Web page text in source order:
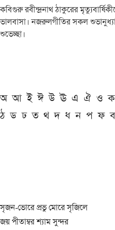
কবিগুরু রবীন্দ্রনাথ ঠাকুরের
ভালবাসা। নজরুলগীতির সকল
শুভেচ্ছা।
অ আ ই ঈ উ ঊ এ ঐ ও ক
ঠ ড ঢ ত থ দ ধ ন প ফ ব
সৃজন-ভোরে প্রভু মোরে সৃজিলে
জয় পীতাম্বর শ্যাম সুন্দর